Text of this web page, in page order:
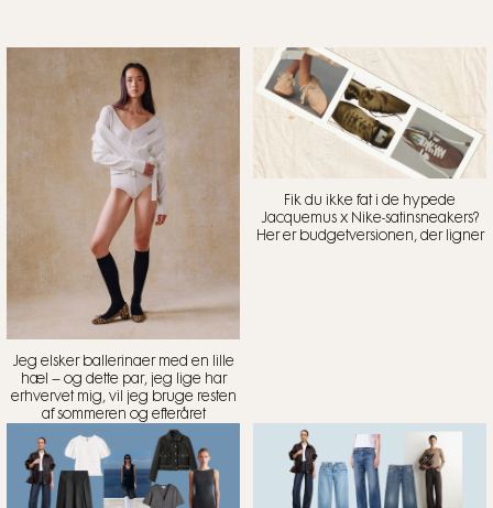
Jeg elsker ballerinaer med en lille
hæl – og dette par, jeg lige har
erhvervet mig, vil jeg bruge resten
af sommeren og efteråret
Fik du ikke fat i de hypede
Jacquemus x Nike-satinsneakers?
Her er budgetversionen, der ligner